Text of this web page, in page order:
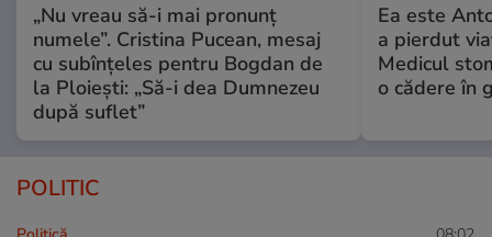
„Nu vreau să-i mai pronunț
numele”. Cristina Pucean, mesaj
cu subînțeles pentru Bogdan de
la Ploiești: „Să-i dea Dumnezeu
după suflet”
Ea este
a pierdut
Medicul
o cădere în
POLITIC